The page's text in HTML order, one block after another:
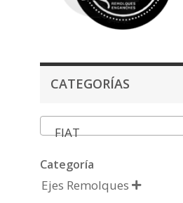
CATEGORÍAS
FIAT
Categoría
Ejes Remolques 